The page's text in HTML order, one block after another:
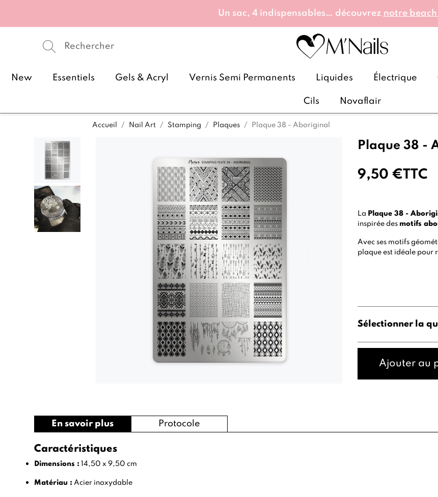
Un sac, 4 indispensables… découvrez notre
New Essentiels Gels & Acryl Vernis Semi Permanents Liquides Électrique
Cils Novaflair
Accueil Nail Art Stamping Plaques Plaque 38 - Aboriginal
Plaque 38 -
9,50 €TTC
La Plaque 38 -
inspirée des motifs
Avec ses motifs
plaque est idéale pour
Sélectionner la
Ajouter au
En savoir plus Protocole
Caractéristiques
Dimensions : 14,50 x 9,50 cm
Matériau : Acier inoxydable